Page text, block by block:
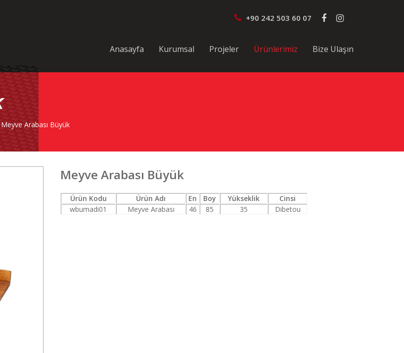
+90 242 503 60 07
Anasayfa Kurumsal Projeler Ürünlerimiz Bize Ulaşın
Meyve Arabası Büyük
Meyve Arabası Büyük
Ürün Kodu Ürün Adı En Boy Yükseklik
Cinsi
wbumadi01
Meyve Arabası 46 85 35 Dibetou